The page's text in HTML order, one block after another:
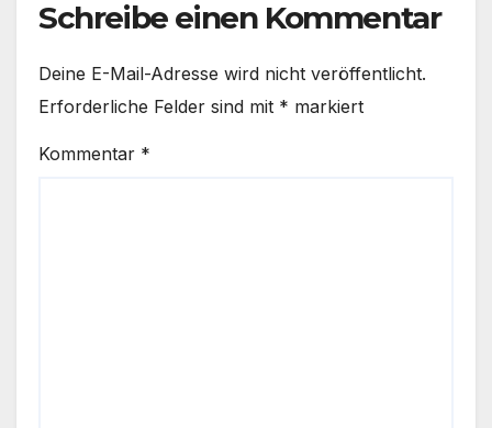
Schreibe einen Kommentar
Deine E-Mail-Adresse wird nicht veröffentlicht.
Erforderliche Felder sind mit * markiert
Kommentar *